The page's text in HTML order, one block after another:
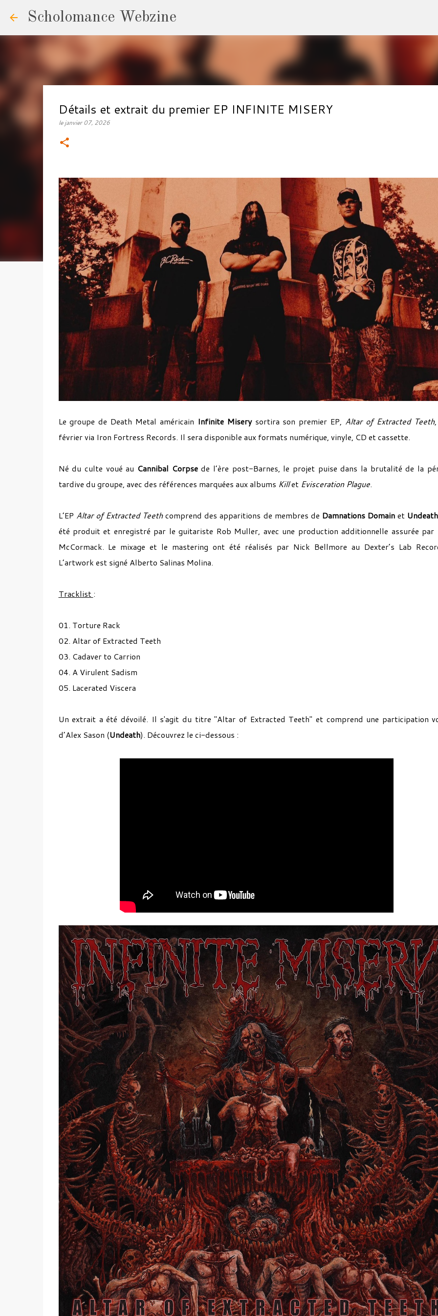
Scholomance Webzine
Détails et extrait du premier EP INFINITE MISERY
lejanvier 07, 2026
Le groupe de Death Metal américain Infinite Miserysortira son premier EP, Altar of Extracted Teeth
février via Iron Fortress Records. Il sera disponible aux formats numérique, vinyle, CD et cassette.
Né du culte voué au Cannibal Corpsede l’ère post-Barnes, le projet puise dans la brutalité de la
tardive du groupe, avec des références marquées aux albums Killet Evisceration Plague.
L’EP Altar of Extracted Teethcomprend des apparitions de membres de Damnations Domain et Undeath
été produit et enregistré par le guitariste Rob Muller, avec une production additionnelle assurée par
McCormack. Le mixage et le mastering ont été réalisés par Nick Bellmore au Dexter’s Lab
L’artwork est signé Alberto Salinas Molina.
Tracklist :
01. Torture Rack
02. Altar of Extracted Teeth
03. Cadaver to Carrion
04. A Virulent Sadism
05. Lacerated Viscera
Un extrait a été dévoilé. Il s'agit du titre "Altar of Extracted Teeth" et comprend une participation
d’Alex Sason (Undeath). Découvrez le ci-dessous :